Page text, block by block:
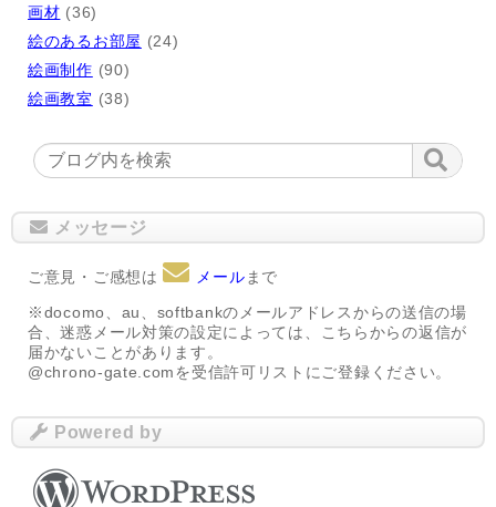
画材 (36)
絵のあるお部屋 (24)
絵画制作 (90)
絵画教室 (38)
メッセージ
ご意見・ご感想は メールまで
※docomo、au、softbankのメールアドレスからの送信の場
合、迷惑メール対策の設定によっては、こちらからの返信が
届かないことがあります。
@chrono-gate.comを受信許可リストにご登録ください。
Powered by